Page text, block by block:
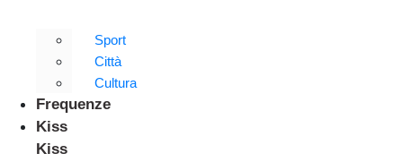
Sport
Città
Cultura
Frequenze
Kiss
Kiss